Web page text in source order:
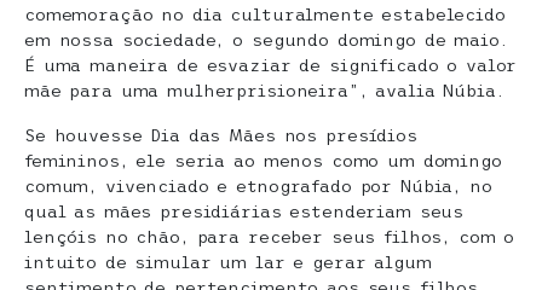
comemoração no dia culturalmente estabelecido
em nossa sociedade, o segundo domingo de maio.
É uma maneira de esvaziar de significado o valor
mãe para uma mulherprisioneira”, avalia Núbia.
Se houvesse Dia das Mães nos presídios
femininos, ele seria ao menos como um domingo
comum, vivenciado e etnografado por Núbia, no
qual as mães presidiárias estenderiam seus
lençóis no chão, para receber seus filhos, com o
intuito de simular um lar e gerar algum